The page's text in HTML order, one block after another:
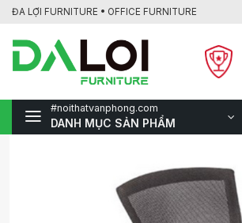
Bỏ
nội
dung
ĐA LỢI FURNITURE • OFFICE FURNITURE
#noithatvanphong.com
DANH MỤC SẢN PHẨM